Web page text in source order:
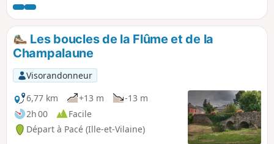
Saint-Georges, les Portes Mordelaises, l'Opéra, le Parlement
de Bretagne et plusieurs églises, un riche patrimoine est au
rendez-vous.
Les boucles de la Flûme et de la
Champalaune
Visorandonneur
6,77 km
+13 m
-13 m
2h 00
Facile
Départ à Pacé (Ille-et-Vilaine)